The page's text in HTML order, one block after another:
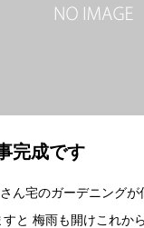
完成です
ん宅のガーデニングが
すと 梅雨も開けこれか